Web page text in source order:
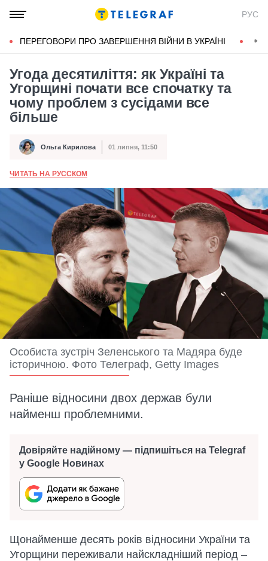
РУС
ПЕРЕГОВОРИ ПРО ЗАВЕРШЕННЯ ВІЙНИ В УКРАЇНІ
Угода десятиліття: як Україні та
Угорщині почати все спочатку та
чому проблем з сусідами все
більше
Автор Ольга Кирилова
Дата публікації 01 липня, 11:50
ЧИТАТЬ НА РУССКОМ
Особиста зустріч Зеленського та Мадяра буде
історичною. Фото Телеграф, Getty Images
Раніше відносини двох держав були
найменш проблемними.
Довіряйте надійному — підпишіться на Telegraf
у Google Новинах
Щонайменше десять років відносини України та
Угорщини переживали найскладніший період –